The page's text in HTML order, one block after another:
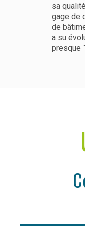
sa
gage de
de
a su
presque